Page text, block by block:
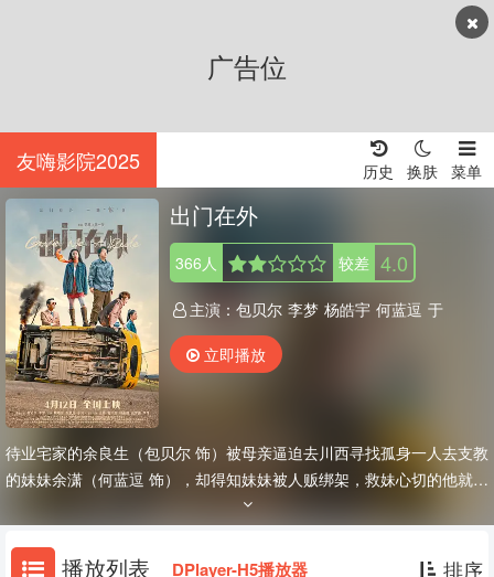
广告位
友嗨影院2025 菜单
换肤
历史
出门在外
366人 较差 4.0
主演：包贝尔 李梦 杨皓宇 何蓝逗 于
立即播放
待业宅家的余良生（包贝尔 饰）被母亲逼迫去川西寻找孤身一人去支教
的妹妹余潇（何蓝逗 饰），却得知妹妹被人贩绑架，救妹心切的他就此
踏上了一场险象环生的营救妹妹之旅。途中他意外邂逅同样漂泊在外的
顾小曼（李梦 饰），殊不知两人即将被迫卷入更大的阴谋。各怀鬼胎的
几方势力，阴差阳错的上演了一幕幕啼笑皆非的闹剧。真真假假的身
播放列表 排序
DPlayer-H5播放器